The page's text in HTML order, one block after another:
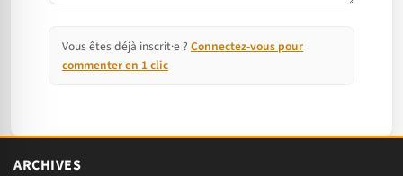
Vous êtes déjà inscrit·e ? Connectez-vous pour
commenter en 1 clic
ARCHIVES